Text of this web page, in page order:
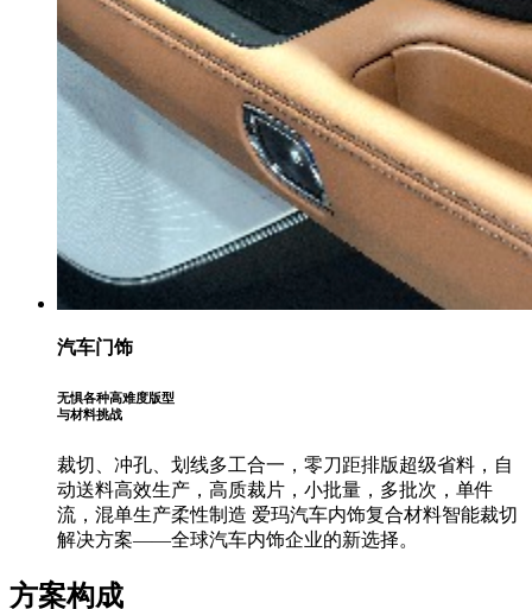
汽车门饰
无惧各种高难度版型
与材料挑战
裁切、冲孔、划线多工合一，零刀距排版超级省料，自
动送料高效生产，高质裁片，小批量，多批次，单件
流，混单生产柔性制造 爱玛汽车内饰复合材料智能裁切
解决方案——全球汽车内饰企业的新选择。
方案构成